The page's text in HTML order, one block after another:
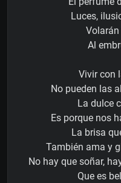
Luces,
Al
Vivir con
No pueden las
La dulce
Es porque nos
La brisa
También ama y
No hay que soñar,
Que es